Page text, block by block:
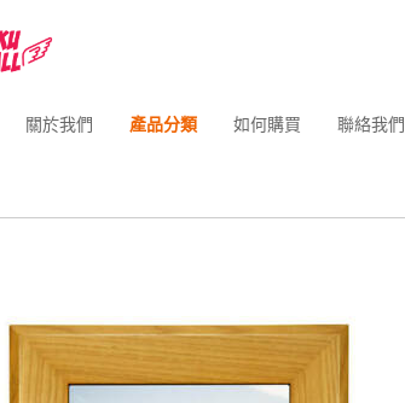
關於我們 產品分類 如何購買 聯絡我們